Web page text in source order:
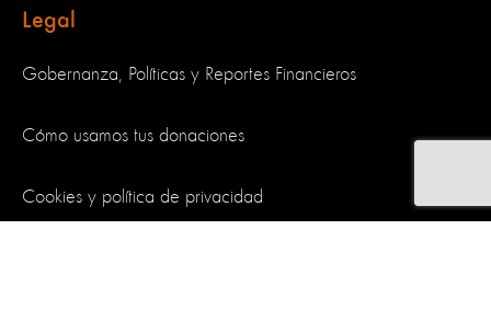
Legal
Gobernanza, Políticas y Reportes Financieros
Cómo usamos tus donaciones
Cookies y política de privacidad